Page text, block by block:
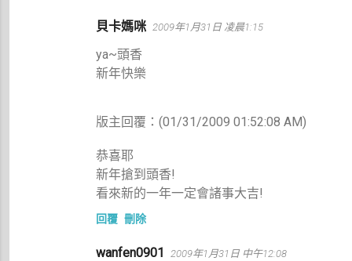
貝卡媽咪 2009年1月31日 凌晨1:15
ya~頭香
新年快樂
版主回覆：(01/31/2009 01:52:08 AM)
恭喜耶
新年搶到頭香!
看來新的一年一定會諸事大吉!
回覆 刪除
wanfen0901 2009年1月31日 中午12:08